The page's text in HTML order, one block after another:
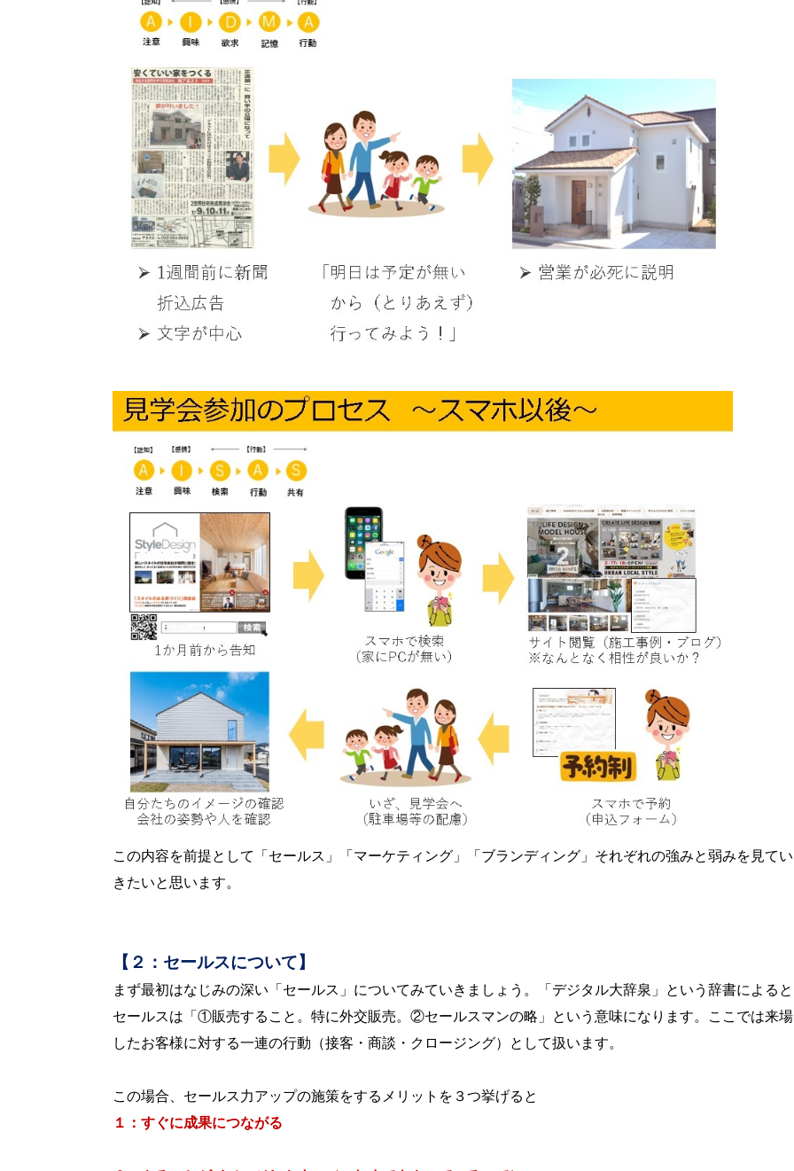
この内容を前提として「セールス」「マーケティング」「ブランディング」それぞれの強みと弱みを見てい
きたいと思います。
【２：セールスについて】
まず最初はなじみの深い「セールス」についてみていきましょう。「デジタル大辞泉」という辞書によると
セールスは「①販売すること。特に外交販売。②セールスマンの略」という意味になります。ここでは来場
したお客様に対する一連の行動（接客・商談・クロージング）として扱います。
この場合、セールス力アップの施策をするメリットを３つ挙げると
１：すぐに成果につながる